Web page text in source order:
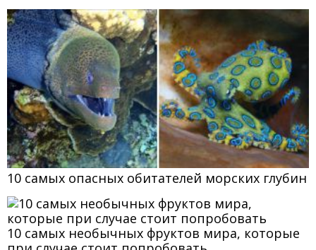
10 самых опасных обитателей морских глубин
10 самых необычных фруктов мира, которые